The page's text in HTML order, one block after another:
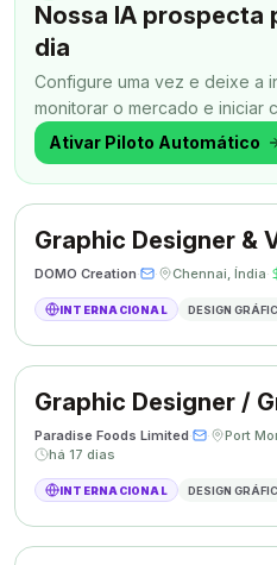
Nossa IA prospecta
dia
Configure uma vez e deixe a
monitorar o mercado e iniciar
outra coisa.
Ativar Piloto Automático
Graphic Designer &
DOMO Creation· · Chennai, Índia·
INTERNACIONAL DESIGN
Graphic Designer /
Paradise Foods Limited· ·
há 17 dias
INTERNACIONAL DESIGN